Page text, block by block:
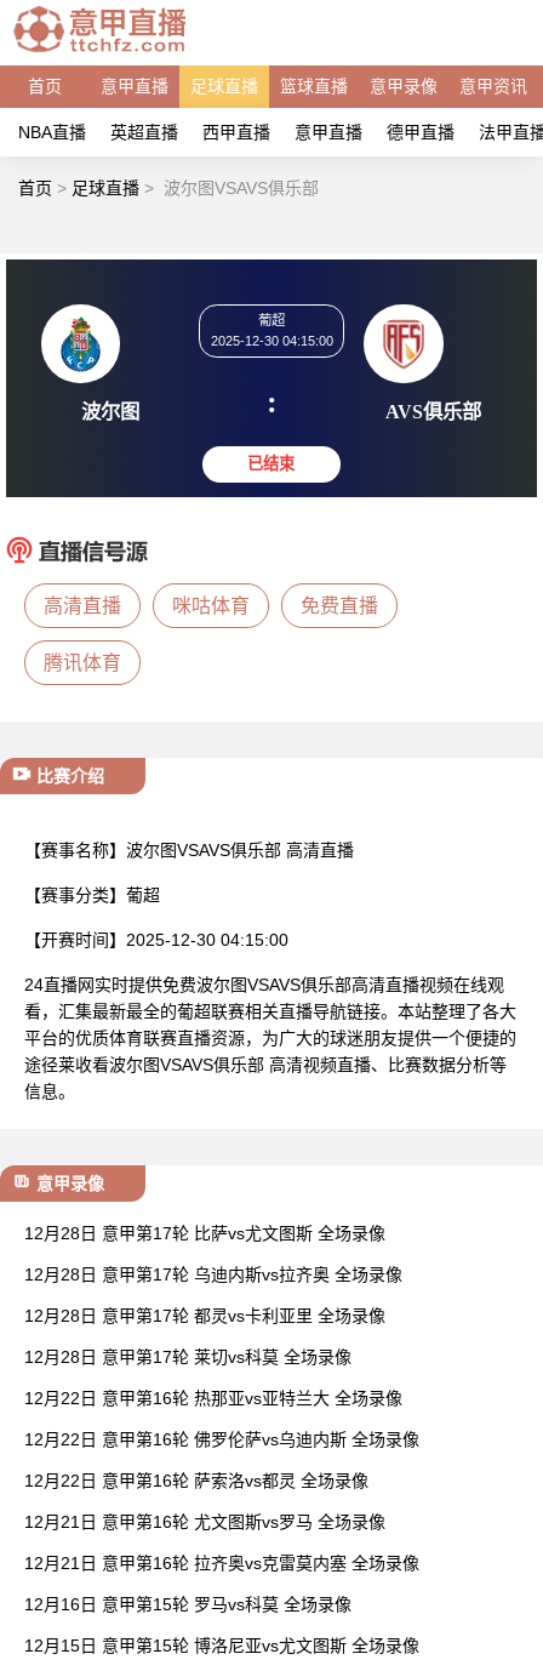
首页 意甲直播 足球直播 篮球直播 意甲录像 意甲资讯
NBA直播 英超直播 西甲直播 意甲直播 德甲直播 法甲直
首页 > 足球直播 > 波尔图VSAVS俱乐部
波尔图
2025-12-30 04:15:00
: AVS
高清直播 咪咕体育 免费直播
腾讯体育
比赛介绍
【赛事名称】 波尔图VSAVS俱乐部 高清直播
【赛事分类】 葡超
【开赛时间】 2025-12-30 04:15:00
24直播网实时提供免费波尔图VSAVS俱乐部高清直播视频在线观
看，汇集最新最全的葡超联赛相关直播导航链接。本站整理了各大
平台的优质体育联赛直播资源，为广大的球迷朋友提供一个便捷的
途径莱收看波尔图VSAVS俱乐部 高清视频直播、比赛数据分析等
信息。
意甲录像
12月28日 意甲第17轮 比萨vs尤文图斯 全场录像
12月28日 意甲第17轮 乌迪内斯vs拉齐奥 全场录像
12月28日 意甲第17轮 都灵vs卡利亚里 全场录像
12月28日 意甲第17轮 莱切vs科莫 全场录像
12月22日 意甲第16轮 热那亚vs亚特兰大 全场录像
12月22日 意甲第16轮 佛罗伦萨vs乌迪内斯 全场录像
12月22日 意甲第16轮 萨索洛vs都灵 全场录像
12月21日 意甲第16轮 尤文图斯vs罗马 全场录像
12月21日 意甲第16轮 拉齐奥vs克雷莫内塞 全场录像
12月16日 意甲第15轮 罗马vs科莫 全场录像
12月15日 意甲第15轮 博洛尼亚vs尤文图斯 全场录像